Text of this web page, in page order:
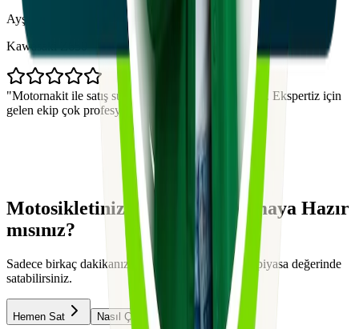
Ayşe T.
Kawasaki Z650
"Motornakit ile satış süreci çok kolay ve güvenliydi. Ekspertiz için
gelen ekip çok profesyoneldi.
Motosikletinizi Değerinde Satmaya Hazır
mısınız?
Sadece birkaç dakikanızı ayırarak motosikletinizi piyasa değerinde
satabilirsiniz.
Hemen Sat Nasıl Çalışır?